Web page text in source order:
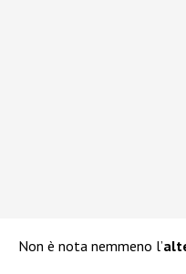
Non è nota nemmeno l’